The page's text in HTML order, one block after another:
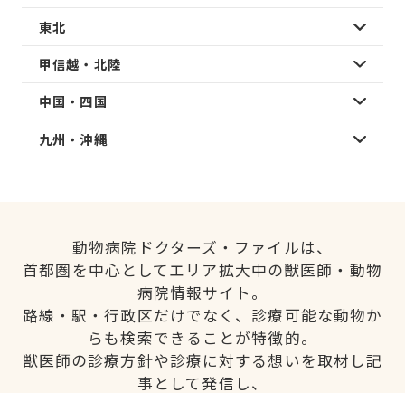
東北
甲信越・北陸
中国・四国
九州・沖縄
動物病院ドクターズ・ファイルは、
首都圏を中心としてエリア拡大中の獣医師・動物
病院情報サイト。
路線・駅・行政区だけでなく、診療可能な動物か
らも検索できることが特徴的。
獣医師の診療方針や診療に対する想いを取材し記
事として発信し、